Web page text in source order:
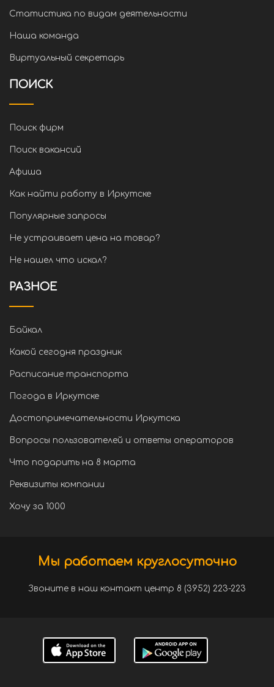
Статистика по видам деятельности
Наша команда
Виртуальный секретарь
ПОИСК
Поиск фирм
Поиск вакансий
Афиша
Как найти работу в Иркутске
Популярные запросы
Не устраивает цена на товар?
Не нашел что искал?
РАЗНОЕ
Байкал
Какой сегодня праздник
Расписание транспорта
Погода в Иркутске
Достопримечательности Иркутска
Вопросы пользователей и ответы операторов
Что подарить на 8 марта
Реквизиты компании
Хочу за 1000
Мы работаем круглосуточно
Звоните в наш контакт центр 8 (3952) 223-223